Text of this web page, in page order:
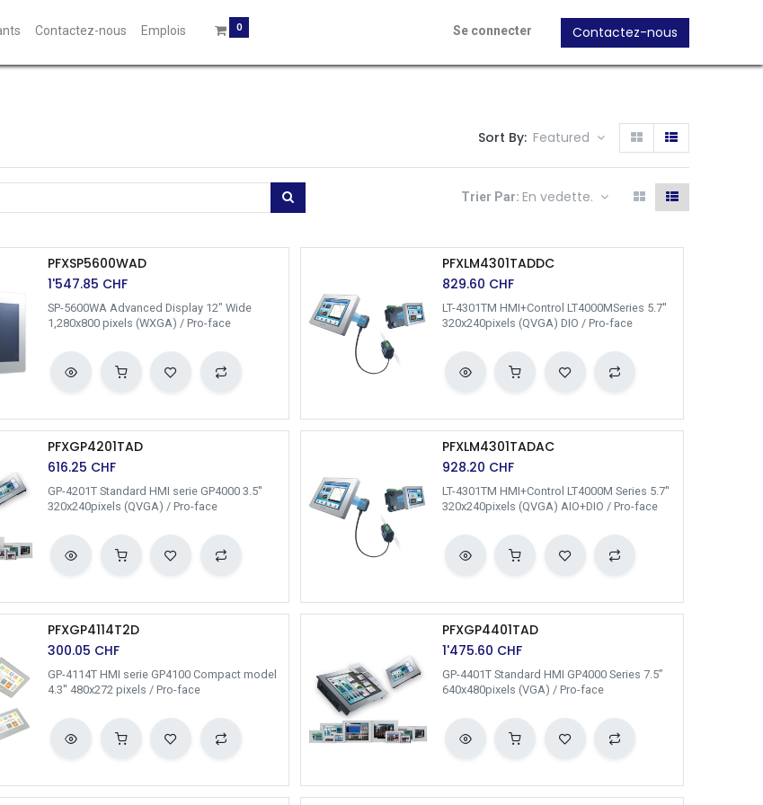
Contactez-nous Emplois 0 Se connecter Contactez-nous
Sort By: Featured
Trier Par: En vedette.
PFXSP5600WAD
1'547.85 CHF
SP-5600WA Advanced Display 12" Wide
1,280x800 pixels (WXGA) / Pro-face
PFXLM4301TADDC
829.60 CHF
LT-4301TM HMI+Control LT4000MSeries 5.7''
320x240pixels (QVGA) DIO / Pro-face
PFXGP4201TAD
616.25 CHF
GP-4201T Standard HMI serie GP4000 3.5''
320x240pixels (QVGA) / Pro-face
PFXLM4301TADAC
928.20 CHF
LT-4301TM HMI+Control LT4000M Series 5.7''
320x240pixels (QVGA) AIO+DIO / Pro-face
PFXGP4114T2D
300.05 CHF
GP-4114T HMI serie GP4100 Compact model
4.3'' 480x272 pixels / Pro-face
PFXGP4401TAD
1'475.60 CHF
GP-4401T Standard HMI GP4000 Series 7.5”
640x480pixels (VGA) / Pro-face